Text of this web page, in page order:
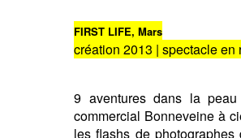
FIRST LIFE, Mars
création 2013 | spectacle
9 aventures dans la
commercial Bonneveine à
les flashs de